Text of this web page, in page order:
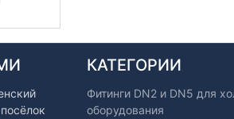
КАТЕГОРИИ
Фитинги DN2 и DN5 для
оборудования